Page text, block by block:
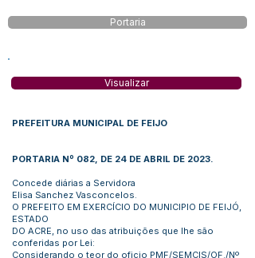
Portaria
Visualizar
PREFEITURA MUNICIPAL DE FEIJO
PORTARIA Nº 082, DE 24 DE ABRIL DE 2023.
Concede diárias a Servidora
Elisa Sanchez Vasconcelos.
O PREFEITO EM EXERCÍCIO DO MUNICIPIO DE FEIJÓ,
ESTADO
DO ACRE, no uso das atribuições que lhe são
conferidas por Lei:
Considerando o teor do oficio PMF/SEMCIS/OF./Nº